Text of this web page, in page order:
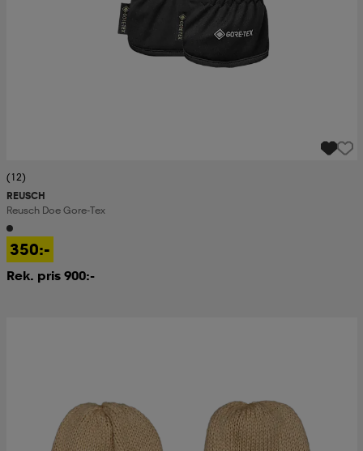
(12)
REUSCH
Reusch Doe Gore-Tex
350:-
Rek. pris 900:-